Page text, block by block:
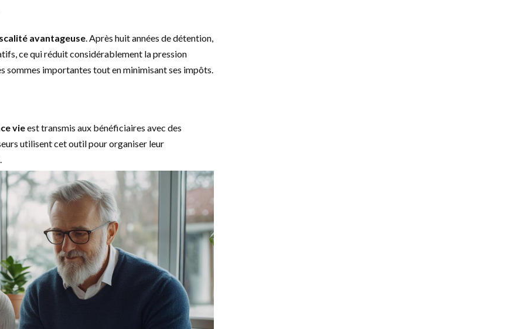
avantageuse . Après huit années de détention,
ce qui réduit considérablement la pression
sommes importantes tout en minimisant ses impôts.
vieest transmis aux bénéficiaires avec des
utilisent cet outil pour organiser leur